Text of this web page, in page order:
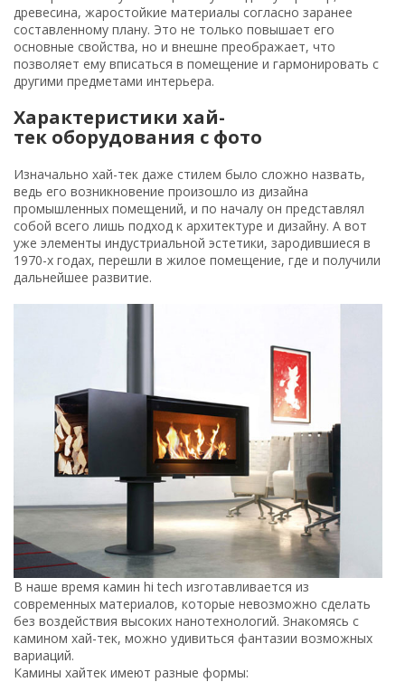
древесина, жаростойкие материалы согласно заранее
составленному плану. Это не только повышает его
основные свойства, но и внешне преображает, что
позволяет ему вписаться в помещение и гармонировать с
другими предметами интерьера.
Характеристики хай-
тек оборудования с фото
Изначально хай-тек даже стилем было сложно назвать,
ведь его возникновение произошло из дизайна
промышленных помещений, и по началу он представлял
собой всего лишь подход к архитектуре и дизайну. А вот
уже элементы индустриальной эстетики, зародившиеся в
1970-х годах, перешли в жилое помещение, где и получили
дальнейшее развитие.
В наше время камин hi tech изготавливается из
современных материалов, которые невозможно сделать
без воздействия высоких нанотехнологий. Знакомясь с
камином хай-тек, можно удивиться фантазии возможных
вариаций.
Камины хайтек имеют разные формы: